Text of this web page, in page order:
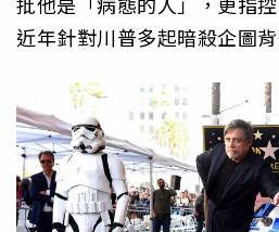
近年針對川普多起暗殺企圖